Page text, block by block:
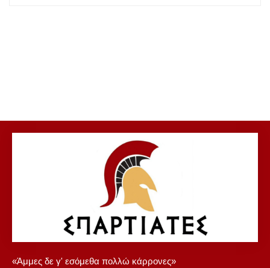
«Άμμες δε γ' εσόμεθα πολλώ κάρρονες»